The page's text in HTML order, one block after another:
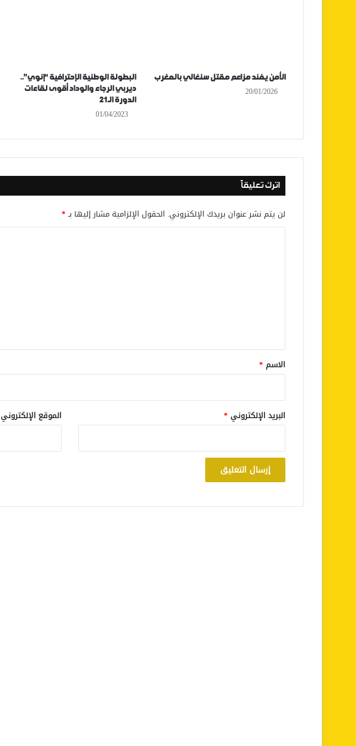
الأمن يفند مزاعم مقتل سنغالي بالمغرب
20/01/2026
البطولة الوطنية الإحترافية “إنوي”..
ديربي الرجاء والوداد أقوى لقاءات
الدورة الـ21
01/04/2023
اترك تعليقاً
لن يتم نشر عنوان بريدك الإلكتروني. الحقول الإلزامية مشار إليها بـ*
*
الاسم *
البريد الإلكتروني * الموقع الإلكتروني